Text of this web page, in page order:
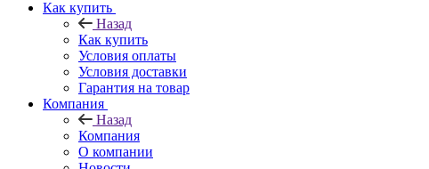
Как купить
Назад
Как купить
Условия оплаты
Условия доставки
Гарантия на товар
Компания
Назад
Компания
О компании